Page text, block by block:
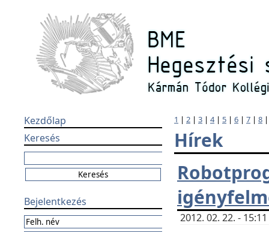
Kezdőlap
Keresés
Bejelentkezés
1 | 2 | 3 | 4| 5 | 6 | 7 | 8
Hírek
2012. 02. 22. -